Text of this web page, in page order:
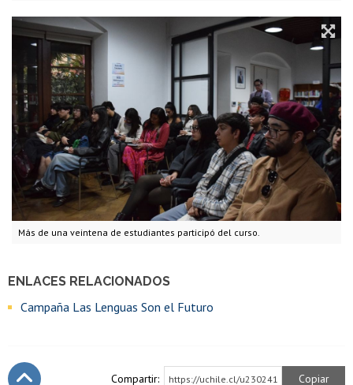
Más de una veintena de estudiantes participó del curso.
ENLACES RELACIONADOS
Campaña Las Lenguas Son el Futuro
Compartir: https://uchile.cl/u230241 Copiar